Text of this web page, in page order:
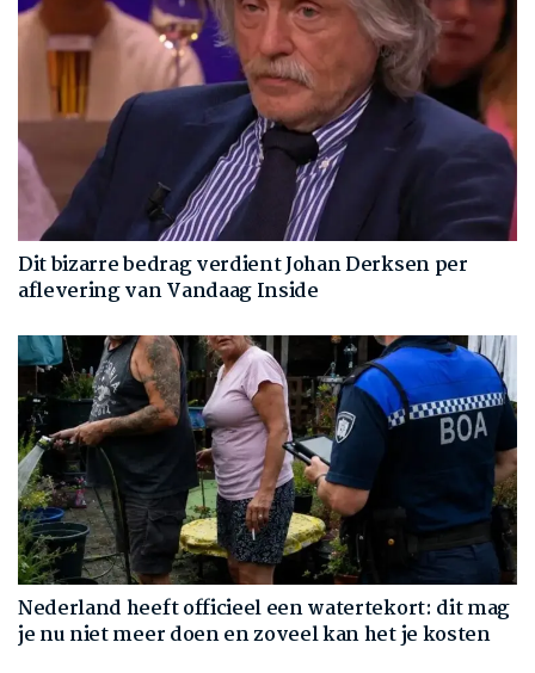
Dit bizarre bedrag verdient Johan Derksen per
aflevering van Vandaag Inside
Nederland heeft officieel een watertekort: dit mag
je nu niet meer doen en zoveel kan het je kosten